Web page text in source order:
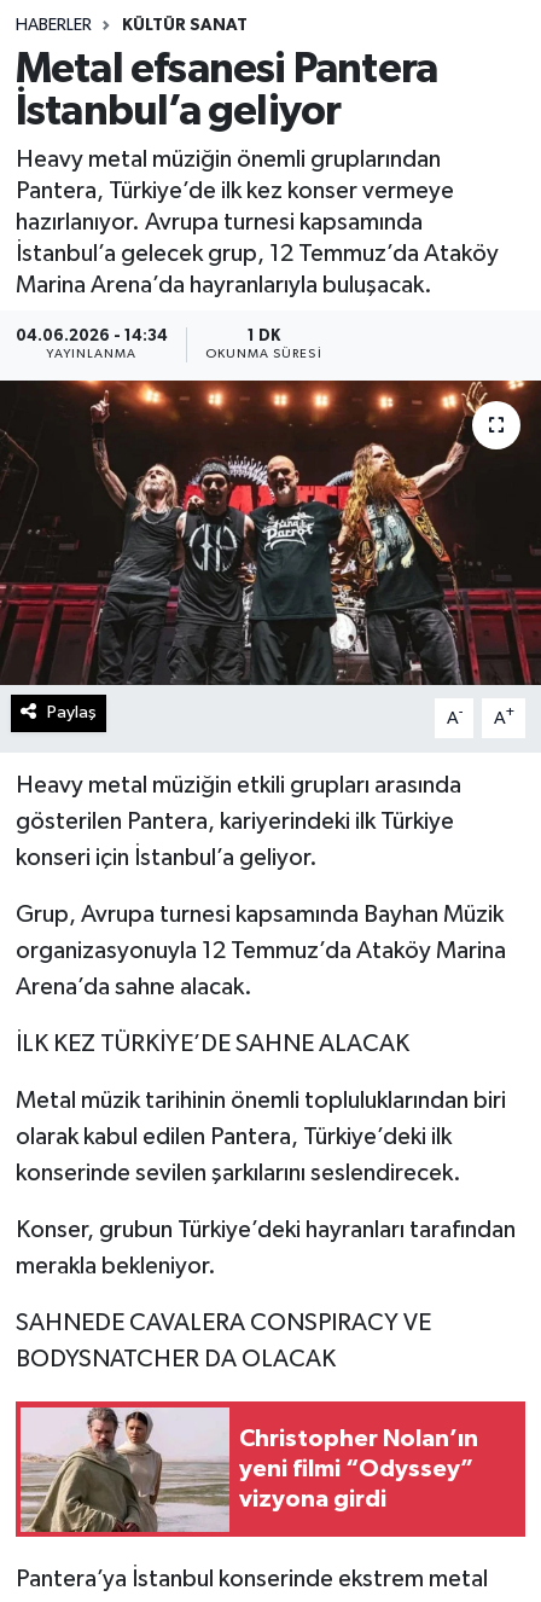
HABERLER KÜLTÜR SANAT
Metal efsanesi Pantera
İstanbul’a geliyor
Heavy metal müziğin önemli gruplarından
Pantera, Türkiye’de ilk kez konser vermeye
hazırlanıyor. Avrupa turnesi kapsamında
İstanbul’a gelecek grup, 12 Temmuz’da Ataköy
Marina Arena’da hayranlarıyla buluşacak.
04.06.2026 - 14:34
YAYINLANMA
1 DK
OKUNMA SÜRESI
Paylaş A- A+
Heavy metal müziğin etkili grupları arasında
gösterilen Pantera, kariyerindeki ilk Türkiye
konseri için İstanbul’a geliyor.
Grup, Avrupa turnesi kapsamında Bayhan Müzik
organizasyonuyla 12 Temmuz’da Ataköy Marina
Arena’da sahne alacak.
İLK KEZ TÜRKİYE’DE SAHNE ALACAK
Metal müzik tarihinin önemli topluluklarından biri
olarak kabul edilen Pantera, Türkiye’deki ilk
konserinde sevilen şarkılarını seslendirecek.
Konser, grubun Türkiye’deki hayranları tarafından
merakla bekleniyor.
SAHNEDE CAVALERA CONSPIRACY VE
BODYSNATCHER DA OLACAK
Christopher Nolan’ın
yeni filmi “Odyssey”
vizyona girdi
Pantera’ya İstanbul konserinde ekstrem metal
Spor
Teknoloji
Yaşam